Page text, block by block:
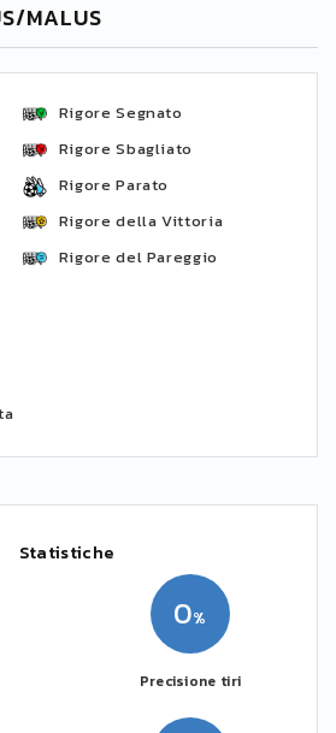
MALUS
Rigore Segnato
Rigore Sbagliato
Rigore Parato
Rigore della Vittoria
Rigore del Pareggio
Statistiche
0
Precisione tiri